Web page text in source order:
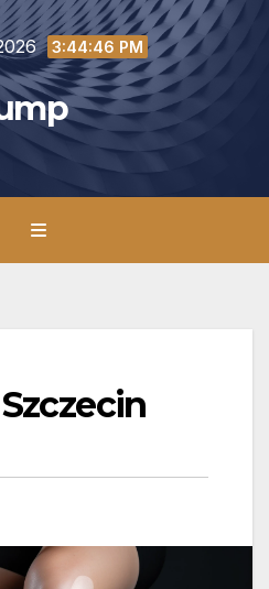
3:44:48 PM